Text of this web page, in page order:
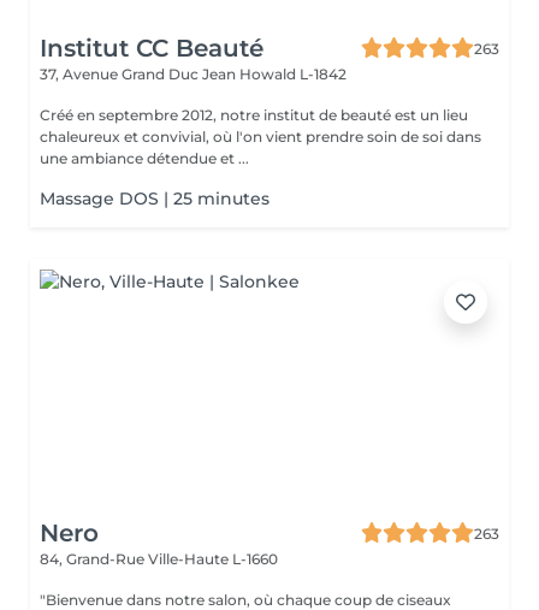
Institut CC Beauté
263
37, Avenue Grand Duc Jean Howald L-1842
Créé en septembre 2012, notre institut de beauté est un lieu
chaleureux et convivial, où l'on vient prendre soin de soi dans
une ambiance détendue et ...
Massage DOS | 25 minutes
Nero
263
84, Grand-Rue Ville-Haute L-1660
"Bienvenue dans notre salon, où chaque coup de ciseaux